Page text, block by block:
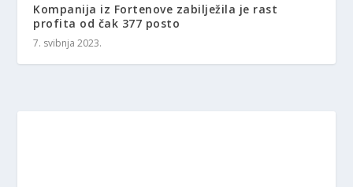
Kompanija iz Fortenove zabilježila je rast
profita od čak 377 posto
7. svibnja 2023.